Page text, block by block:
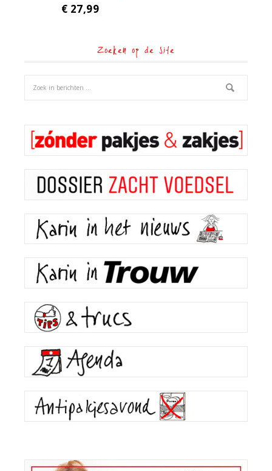
€ 27,99
Zoeken op de site